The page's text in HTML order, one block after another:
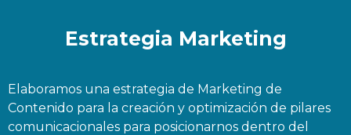
Estrategia Marketing
Elaboramos una estrategia de Marketing de
Contenido para la creación y optimización de pilares
comunicacionales para posicionarnos dentro del